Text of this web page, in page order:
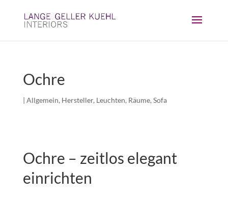
Ochre
| Allgemein, Hersteller, Leuchten, Räume, Sofa
Ochre – zeitlos elegant
einrichten